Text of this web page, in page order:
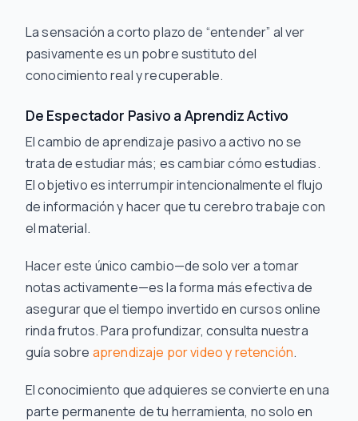
La sensación a corto plazo de “entender” al ver
pasivamente es un pobre sustituto del
conocimiento real y recuperable.
De Espectador Pasivo a Aprendiz Activo
El cambio de aprendizaje pasivo a activo no se
trata de estudiar más; es cambiarcómoestudias.
El objetivo es interrumpir intencionalmente el flujo
de información y hacer que tu cerebro trabaje con
el material.
Hacer este único cambio—de solo ver a tomar
notas activamente—es la forma más efectiva de
asegurar que el tiempo invertido en cursos online
rinda frutos. Para profundizar, consulta nuestra
guía sobre aprendizaje por video y retención.
El conocimiento que adquieres se convierte en una
parte permanente de tu herramienta, no solo en